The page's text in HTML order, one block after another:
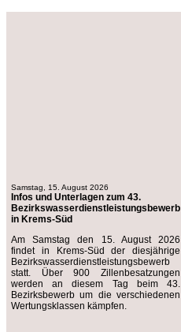
Samstag, 15. August 2026
Infos und Unterlagen zum 43.
Bezirkswasserdienstleistungsbewerb
in Krems-Süd
Am Samstag den 15. August 2026
findet in Krems-Süd der diesjährige
Bezirkswasserdienstleistungsbewerb
statt. Über 900 Zillenbesatzungen
werden an diesem Tag beim 43.
Bezirksbewerb um die verschiedenen
Wertungsklassen kämpfen.